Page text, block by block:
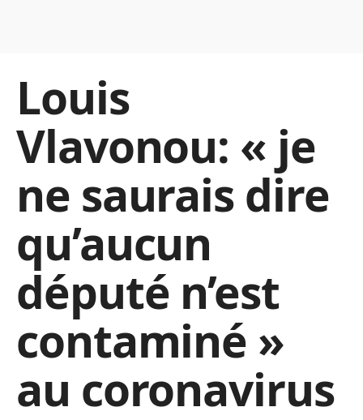
Louis
Vlavonou: « je
ne saurais dire
qu’aucun
député n’est
contaminé »
au coronavirus